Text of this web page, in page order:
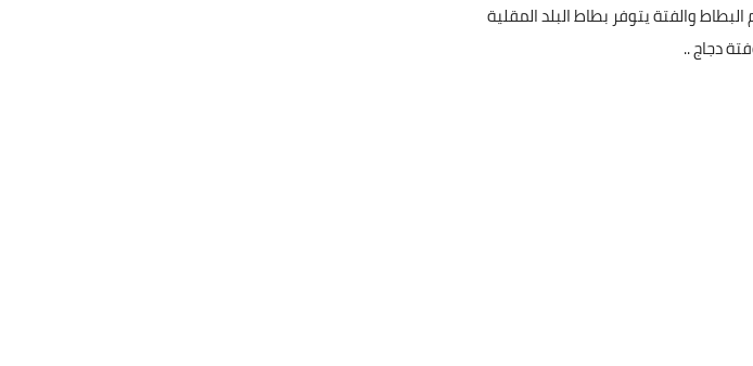
والفتة يتوفر بطاط البلد المقلية
دجاج ..